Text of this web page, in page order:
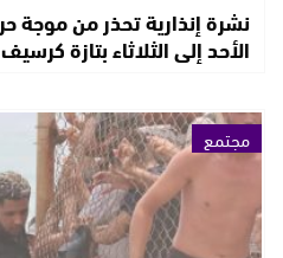
الأحد إلى الثلاثاء بتازة
مجتمع